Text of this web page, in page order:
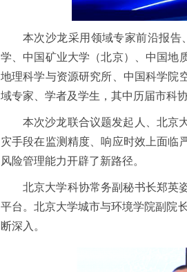
本次沙龙采用领域专家前沿报告
学、中国矿业大学（北京）、中国地
地理科学与资源研究所、中国科学院
域专家、学者及学生，其中历届市科
本次沙龙联合议题发起人、北京
灾手段在监测精度、响应时效上面临
风险管理能力开辟了新路径。
北京大学科协常务副秘书长郑英
平台。北京大学城市与环境学院副院
断深入。